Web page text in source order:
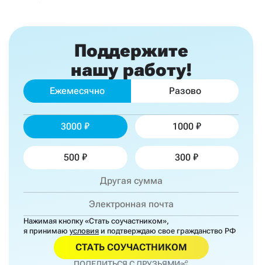
Поддержите
нашу работу!
Ежемесячно Разово
3000 1000
500 300
Нажимая кнопку «Стать соучастником»,
я принимаю условия и подтверждаю свое гражданство РФ
СТАТЬ СОУЧАСТНИКОМ